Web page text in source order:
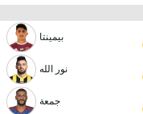
بيمينتا
نور الله
جمعة